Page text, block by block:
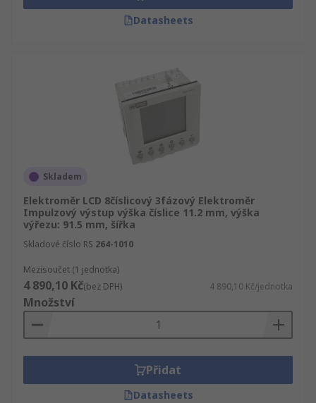
Datasheets
Skladem
Elektroměr LCD 8číslicový 3fázový Elektroměr
Impulzový výstup výška číslice 11.2 mm, výška
výřezu: 91.5 mm, šířka
Skladové číslo RS 264-1010
Mezisoučet (1 jednotka)
4 890,10 Kč(bez DPH) 4 890,10 Kč/jednotka
Množství
Přidat
Datasheets